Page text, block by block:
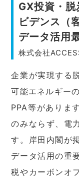
GX投資・
ビデンス（
データ活用
株式会社
企業が実現する
可能エネルギー
PPA等がありま
のみならず、電
す。岸田内閣が
データ活用の重
税やカーボンオ